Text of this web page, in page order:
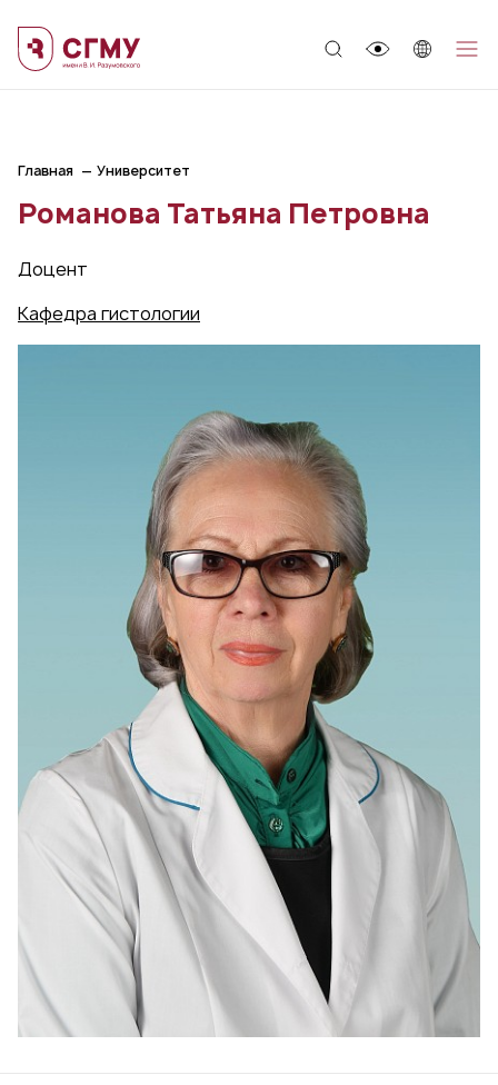
Главная Университет
Романова Татьяна Петровна
Доцент
Кафедра гистологии